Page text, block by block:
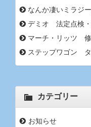
なんか凄いミラジ
デミオ 法定点検
マーチ・リッツ
ステップワゴン
カテゴリー
お知らせ